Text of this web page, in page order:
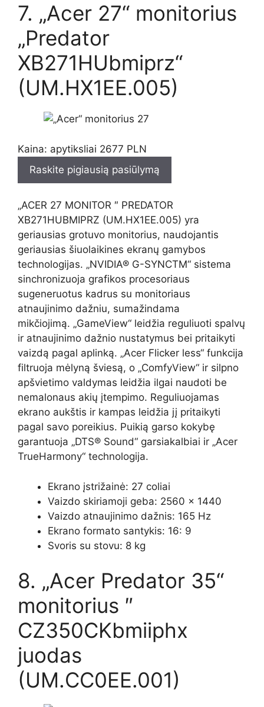
7. „Acer 27“ monitorius
„Predator
XB271HUbmiprz“
(UM.HX1EE.005)
Kaina: apytiksliai 2677 PLN
Raskite pigiausią pasiūlymą
„ACER 27 MONITOR ″ PREDATOR
XB271HUBMIPRZ (UM.HX1EE.005) yra
geriausias grotuvo monitorius, naudojantis
geriausias šiuolaikines ekranų gamybos
technologijas. „NVIDIA® G-SYNCTM“ sistema
sinchronizuoja grafikos procesoriaus
sugeneruotus kadrus su monitoriaus
atnaujinimo dažniu, sumažindama
mikčiojimą. „GameView“ leidžia reguliuoti spalvų
ir atnaujinimo dažnio nustatymus bei pritaikyti
vaizdą pagal aplinką. „Acer Flicker less“ funkcija
filtruoja mėlyną šviesą, o „ComfyView“ ir silpno
apšvietimo valdymas leidžia ilgai naudoti be
nemalonaus akių įtempimo. Reguliuojamas
ekrano aukštis ir kampas leidžia jį pritaikyti
pagal savo poreikius. Puikią garso kokybę
garantuoja „DTS® Sound“ garsiakalbiai ir „Acer
TrueHarmony“ technologija.
Ekrano įstrižainė: 27 coliai
Vaizdo skiriamoji geba: 2560 × 1440
Vaizdo atnaujinimo dažnis: 165 Hz
Ekrano formato santykis: 16: 9
Svoris su stovu: 8 kg
8. „Acer Predator 35“
monitorius ″
CZ350CKbmiiphx
juodas
(UM.CC0EE.001)